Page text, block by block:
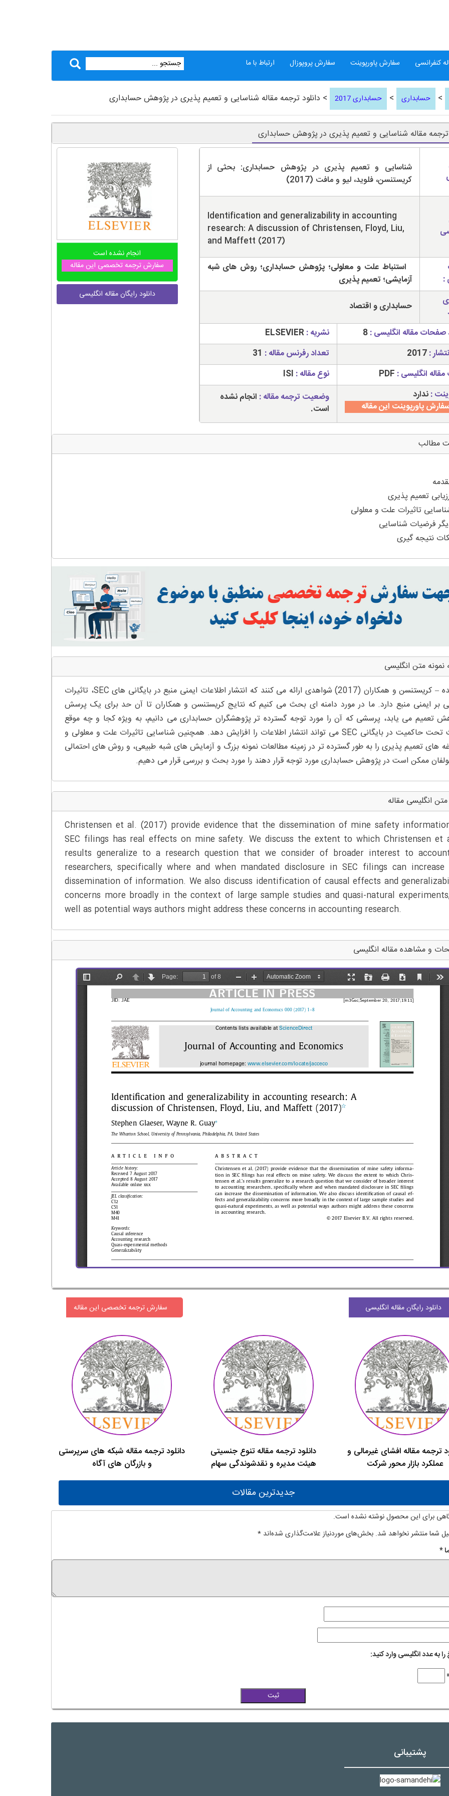
کنفرانسی سفارش پاورپوینت سفارش پروپوزال ارتباط با ما
> حسابداری > حسابداری 2017 > دانلود ترجمه مقاله شناسایی و تعمیم پذیری در پژوهش حسابداری
ترجمه مقاله شناسایی و تعمیم پذیری در پژوهش حسابداری
شناسایی و تعمیم پذیری در پژوهش حسابداری: بحثی از
کریستنسن، فلوید، لیو و مافت (2017)
Identification and generalizability in accounting
research: A discussion of Christensen, Floyd, Liu,
and Maffett (2017)
:
استنباط علت و معلولی؛ پژوهش حسابداری؛ روش های شبه
آزمایشی؛ تعمیم پذیری
حسابداری و اقتصاد
صفحات مقاله انگلیسی :8 نشریه :ELSEVIER
:
2017 تعداد رفرنس مقاله : 31
انگلیسی : PDF نوع مقاله : ISI
:ندارد
پاورپوینت این مقاله
وضعیت ترجمه مقاله : انجام نشده
است.
انجام نشده است
سفارش ترجمه تخصصی این مقاله
دانلود رایگان مقاله انگلیسی
مطالب
نمونه متن انگلیسی
چکیده – کریستنسن و همکاران (2017) شواهدی ارائه می کنند که انتشار اطلاعات ایمنی منبع در بایگانی های SEC، تاثیرات
بر ایمنی منبع دارد. ما در مورد دامنه ای بحث می کنیم که نتایج کریستنسن و همکاران تا آن حد برای یک پرسش
تعمیم می یابد، پرسشی که آن را مورد توجه گسترده تر پژوهشگران حسابداری می دانیم، به ویژه کجا و چه موقع
بحث تحت حاکمیت در بایگانی SEC می تواند انتشار اطلاعات را افزایش دهد. همچنین شناسایی تاثیرات علت و معلولی و
های تعمیم پذیری را به طور گسترده تر در زمینه مطالعات نمونه بزرگ و آزمایش های شبه طبیعی، و روش های احتمالی
ممکن است در پژوهش حسابداری مورد توجه قرار دهند را مورد بحث و بررسی قرار می دهیم.
انگلیسی مقاله
Christensen et al. (2017) provide evidence that the dissemination of mine safety
SEC filings has real effects on mine safety. We discuss the extent to which Christensen et
results generalize to a research question that we consider of broader interest to
researchers, specifically where and when mandated disclosure in SEC filings can increase
dissemination of information. We also discuss identification of causal effects and
concerns more broadly in the context of large sample studies and quasi-natural
well as potential ways authors might address these concerns in accounting research.
و مشاهده مقاله انگلیسی
دانلود رایگان مقاله انگلیسی سفارش ترجمه تخصصی این مقاله
ترجمه مقاله افشای غیرمالی و
عملکرد بازار محور شرکت
دانلود ترجمه مقاله تنوع جنسیتی
هیئت مدیره و نقدشوندگی سهام
دانلود ترجمه مقاله شبکه های سرپرستی
و بازرگان های آگاه
جدیدترین مقالات
برای این محصول نوشته نشده است.
شما منتشر نخواهد شد. بخش‌های موردنیاز علامت‌گذاری شده‌اند*
*
به عدد انگلیسی وارد کنید:
پشتیبانی